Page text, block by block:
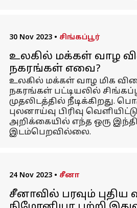
30 Nov 2023 • சிங்கப்பூர்
உலகில் மக்கள் வாழ
நகரங்கள் எவை?
உலகில் மக்கள் வாழ மிக
நகரங்கள் பட்டியலில்
முதலிடத்தில் நீடிக்கிறது.
புலனாய்வு பிரிவு
அறிக்கையில் எந்த ஒரு
இடம்பெறவில்லை.
24 Nov 2023 • சீனா
சீனாவில் பரவும்